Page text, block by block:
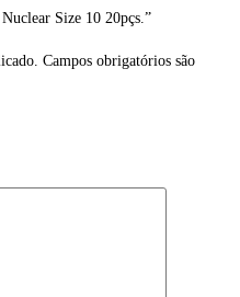
Size 10 20pçs.”
Campos obrigatórios são